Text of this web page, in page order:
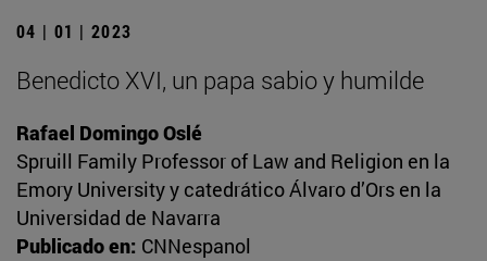
04 | 01 | 2023
Benedicto XVI, un papa sabio y humilde
Rafael Domingo Oslé
Spruill Family Professor of Law and Religion en la
Emory University y catedrático Álvaro d’Ors en la
Universidad de Navarra
Publicado en: CNNespanol